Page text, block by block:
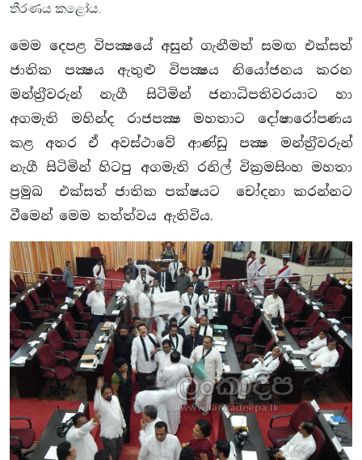
තීරණය කළෝය.
මෙම දෙපළ විපක්‍ෂයේ අසුන් ගැනීමත් සමඟ එක්සත්
ජාතික පක්‍ෂය ඇතුළු විපක්‍ෂය නියෝජනය කරන
මන්ත‍්‍රීවරුන් නැගී සිටිමින් ජනාධිපතිවරයාට හා
අගමැති මහින්ද රාජපක්‍ෂ මහතාට දෝෂාරෝපණය
කළ අතර ඒ අවස්ථාවේ ආණ්ඩු පක්‍ෂ මන්ත‍්‍රීවරුන්
නැගී සිටිමින් හිටපු අගමැති රනිල් වික‍්‍රමසිංහ මහතා
ප්‍රමුඛ එක්සත් ජාතික පක්ෂයට චෝදනා කරන්නට
වීමෙන් මෙම තත්ත්වය ඇතිවිය.